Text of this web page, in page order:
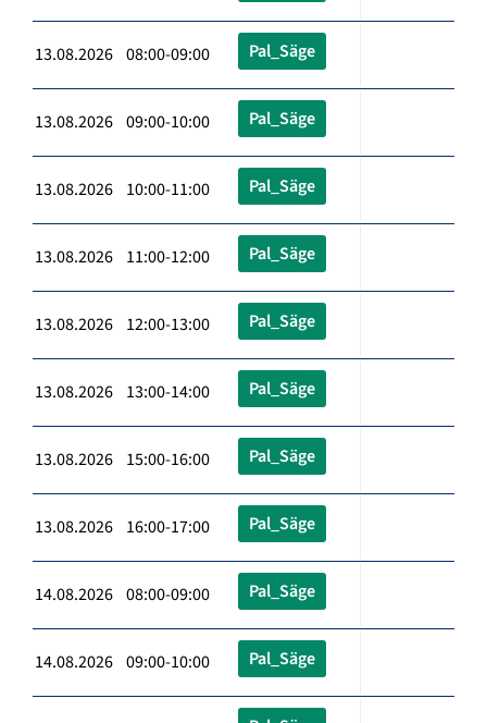
13.08.2026 08:00-09:00 Pal_Säge
13.08.2026 09:00-10:00 Pal_Säge
13.08.2026 10:00-11:00 Pal_Säge
13.08.2026 11:00-12:00 Pal_Säge
13.08.2026 12:00-13:00 Pal_Säge
13.08.2026 13:00-14:00 Pal_Säge
13.08.2026 15:00-16:00 Pal_Säge
13.08.2026 16:00-17:00 Pal_Säge
14.08.2026 08:00-09:00 Pal_Säge
14.08.2026 09:00-10:00 Pal_Säge